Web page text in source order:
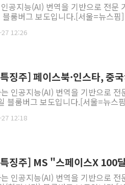
공지능(AI) 번역을 기반으로 전문
블룸버그 보도입니다.[서울=뉴스
12:26
징주] 페이스북·인스타, 중
인공지능(AI) 번역을 기반으로
블룸버그 보도입니다.[서울=뉴스
12:18
징주] MS "스페이스X 100
인공지능(AI) 번역을 기반으로